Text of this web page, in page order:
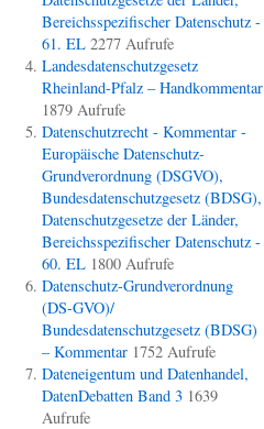
Bereichsspezifischer Datenschutz -
61. EL 2277 Aufrufe
Landesdatenschutzgesetz
Rheinland-Pfalz – Handkommentar
1879 Aufrufe
Datenschutzrecht - Kommentar -
Europäische Datenschutz-
Grundverordnung (DSGVO),
Bundesdatenschutzgesetz (BDSG),
Datenschutzgesetze der Länder,
Bereichsspezifischer Datenschutz -
60. EL 1800 Aufrufe
Datenschutz-Grundverordnung
(DS-GVO)/
Bundesdatenschutzgesetz (BDSG)
– Kommentar 1752 Aufrufe
Dateneigentum und Datenhandel,
DatenDebatten Band 3 1639
Aufrufe